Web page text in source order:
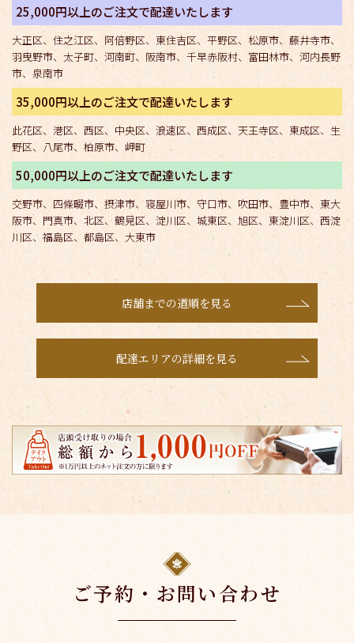
25,000円以上のご注文で配達いたします
大正区、住之江区、阿倍野区、東住吉区、平野区、松原市、藤井寺市、
羽曳野市、太子町、河南町、阪南市、千早赤阪村、富田林市、河内長野
市、泉南市
35,000円以上のご注文で配達いたします
此花区、港区、西区、中央区、浪速区、西成区、天王寺区、東成区、生
野区、八尾市、柏原市、岬町
50,000円以上のご注文で配達いたします
交野市、四條畷市、摂津市、寝屋川市、守口市、吹田市、豊中市、東大
阪市、門真市、北区、鶴見区、淀川区、城東区、旭区、東淀川区、西淀
川区、福島区、都島区、大東市
店舗までの道順を見る
配達エリアの詳細を見る
ご予約・お問い合わせ